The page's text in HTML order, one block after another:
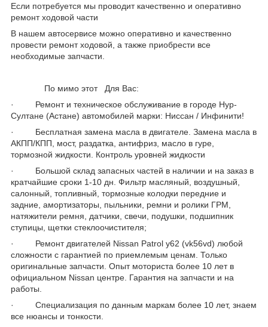
Если потребуется мы проводит качественно и оперативно
ремонт ходовой части
В нашем автосервисе можно оперативно и качественно
провести ремонт ходовой, а также приобрести все
необходимые запчасти.
По мимо этот Для Вас:
· Ремонт и техническое обслуживание в городе Нур-
Султане (Астане) автомобилей марки: Ниссан / Инфинити!
· Бесплатная замена масла в двигателе. Замена масла в
АКПП/КПП, мост, раздатка, антифриз, масло в гуре,
тормозной жидкости. Контроль уровней жидкости
· Большой склад запасных частей в наличии и на заказ в
кратчайшие сроки 1-10 дн. Фильтр масляный, воздушный,
салонный, топливный, тормозные колодки передние и
задние, амортизаторы, пыльники, ремни и ролики ГРМ,
натяжители ремня, датчики, свечи, подушки, подшипник
ступицы, щетки стеклоочистителя;
· Ремонт двигателей Nissan Patrol y62 (vk56vd) любой
сложности с гарантией по приемлемым ценам. Только
оригинальные запчасти. Опыт моториста более 10 лет в
официальном Nissan центре. Гарантия на запчасти и на
работы.
· Специализация по данным маркам более 10 лет, знаем
все нюансы и тонкости.